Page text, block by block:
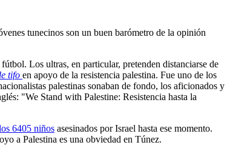
tunecinos son un buen barómetro de la opinión
Los ultras, en particular, pretenden distanciarse de
tifo en apoyo de la resistencia palestina. Fue uno de los
palestinas sonaban de fondo, los aficionados y
"We Stand with Palestine: Resistencia hasta la
6405 niños asesinados por Israel hasta ese momento.
a Palestina es una obviedad en Túnez.